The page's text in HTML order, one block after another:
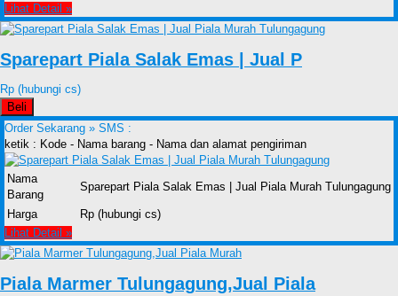
Lihat Detail »
Sparepart Piala Salak Emas | Jual P
Rp (hubungi cs)
Beli
Order Sekarang » SMS :
ketik : Kode - Nama barang - Nama dan alamat pengiriman
Nama
Barang
Sparepart Piala Salak Emas | Jual Piala Murah Tulungagung
Harga
Rp (hubungi cs)
Lihat Detail »
Piala Marmer Tulungagung,Jual Piala